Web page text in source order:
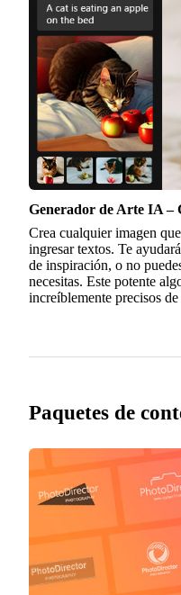
Generador de Arte IA –
Crea cualquier imagen
ingresar textos. Te
de inspiración, o no
necesitas. Este potente
increíblemente precisos
Paquetes de